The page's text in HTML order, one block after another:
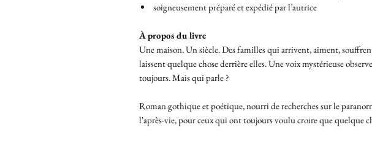
soigneusement préparé et expédié par l’autrice
À propos du livre
Une maison. Un siècle. Des familles qui arrivent, aiment,
laissent quelque chose derrière elles. Une voix mystérieuse
toujours. Mais qui parle ?
Roman gothique et poétique, nourri de recherches sur le
l'après-vie, pour ceux qui ont toujours voulu croire que quelque